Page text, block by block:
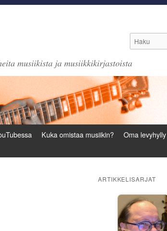
musiikista ja musiikkikirjastoista
Kuka omistaa musiikin?
Oma levyhylly
ARTIKKELISARJAT